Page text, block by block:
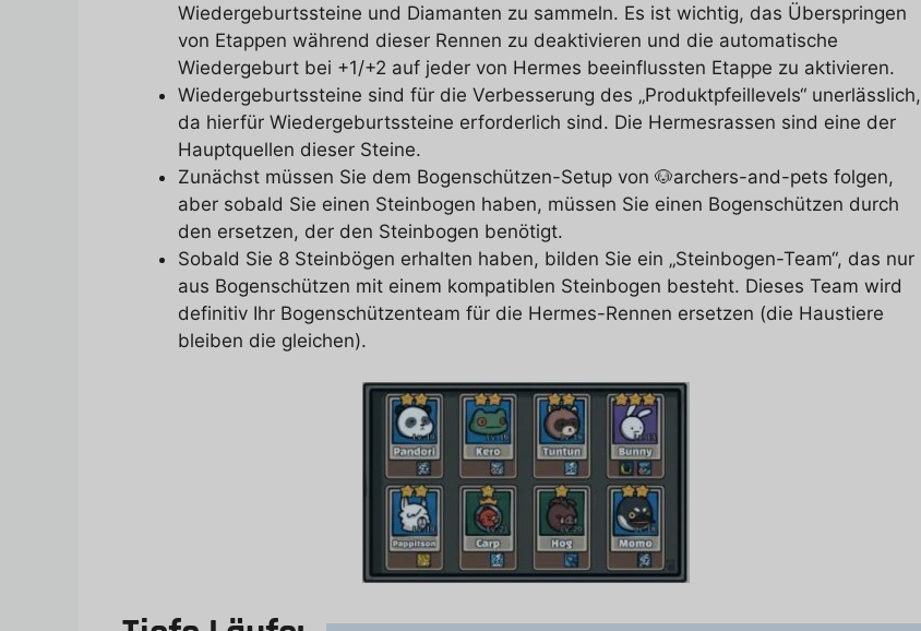
Wiedergeburtssteine und Diamanten zu sammeln. Es ist wichtig, das Überspringen
von Etappen während dieser Rennen zu deaktivieren und die automatische
Wiedergeburt bei +1/+2 auf jeder von Hermes beeinflussten Etappe zu aktivieren.
Wiedergeburtssteine sind für die Verbesserung des „Produktpfeillevels“ unerlässlich,
da hierfür Wiedergeburtssteine erforderlich sind. Die Hermesrassen sind eine der
Hauptquellen dieser Steine.
Zunächst müssen Sie dem Bogenschützen-Setup von 🐶archers-and-pets folgen,
aber sobald Sie einen Steinbogen haben, müssen Sie einen Bogenschützen durch
den ersetzen, der den Steinbogen benötigt.
Sobald Sie 8 Steinbögen erhalten haben, bilden Sie ein „Steinbogen-Team“, das nur
aus Bogenschützen mit einem kompatiblen Steinbogen besteht. Dieses Team wird
definitiv Ihr Bogenschützenteam für die Hermes-Rennen ersetzen (die Haustiere
bleiben die gleichen).